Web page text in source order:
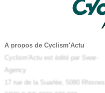
A propos de Cyclism'Actu
Cyclism'Actu est édité par Swar-
Agency
17 rue de la Suarlée, 5080 Rhisnes